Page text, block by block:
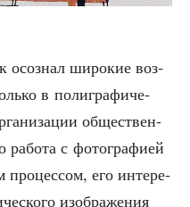
осо­знал широ­кие воз­
в поли­гра­фи­че­
обще­ствен­
рабо­та с фото­гра­фи­ей
про­цес­сом, его инте­ре­
изоб­ра­же­ния